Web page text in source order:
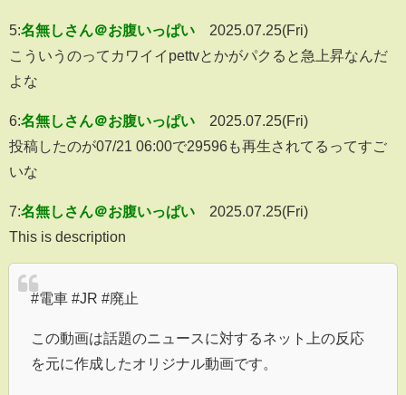
5:名無しさん＠お腹いっぱい
2025.07.25(Fri)
こういうのってカワイイpettvとかがパクると急上昇なんだ
よな
6:名無しさん＠お腹いっぱい
2025.07.25(Fri)
投稿したのが07/21 06:00で29596も再生されてるってすご
いな
7:名無しさん＠お腹いっぱい
2025.07.25(Fri)
This is description
#電車 #JR #廃止
この動画は話題のニュースに対するネット上の反応
を元に作成したオリジナル動画です。